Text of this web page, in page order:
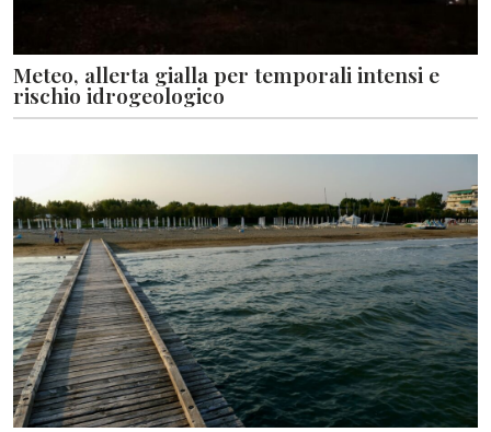
Meteo, allerta gialla per temporali intensi e
rischio idrogeologico